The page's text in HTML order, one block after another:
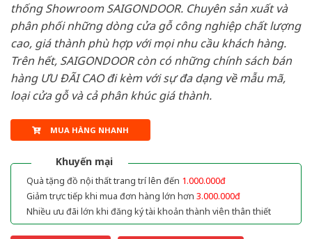
thống Showroom SAIGONDOOR. Chuyên sản xuất và
phân phối những dòng cửa gỗ công nghiệp chất lượng
cao, giá thành phù hợp với mọi nhu cầu khách hàng.
Trên hết, SAIGONDOOR còn có những chính sách bán
hàng ƯU ĐÃI CAO đi kèm với sự đa dạng về mẫu mã,
loại cửa gỗ và cả phân khúc giá thành.
MUA HÀNG NHANH
Khuyến mại
Quà tặng đồ nội thất trang trí lên đến 1.000.000đ
Giảm trực tiếp khi mua đơn hàng lớn hơn 3.000.000đ
Nhiều ưu đãi lớn khi đăng ký tài khoản thành viên thân thiết